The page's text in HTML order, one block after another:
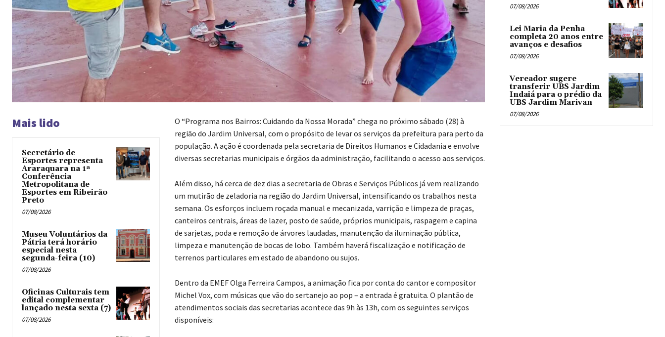
Mais lido
Secretário de
Esportes representa
Araraquara na 1ª
Conferência
Metropolitana de
Esportes em Ribeirão
Preto
07/08/2026
Museu Voluntários da
Pátria terá horário
especial nesta
segunda-feira (10)
07/08/2026
Oficinas Culturais tem
edital complementar
lançado nesta sexta (7)
07/08/2026
O “Programa nos Bairros: Cuidando da Nossa Morada” chega no próximo sábado (28) à
região do Jardim Universal, com o propósito de levar os serviços da prefeitura para perto da
população. A ação é coordenada pela secretaria de Direitos Humanos e Cidadania e envolve
diversas secretarias municipais e órgãos da administração, facilitando o acesso aos serviços.
Além disso, há cerca de dez dias a secretaria de Obras e Serviços Públicos já vem realizando
um mutirão de zeladoria na região do Jardim Universal, intensificando os trabalhos nesta
semana. Os esforços incluem roçada manual e mecanizada, varrição e limpeza de praças,
canteiros centrais, áreas de lazer, posto de saúde, próprios municipais, raspagem e capina
de sarjetas, poda e remoção de árvores laudadas, manutenção da iluminação pública,
limpeza e manutenção de bocas de lobo. Também haverá fiscalização e notificação de
terrenos particulares em estado de abandono ou sujos.
Dentro da EMEF Olga Ferreira Campos, a animação fica por conta do cantor e compositor
Michel Vox, com músicas que vão do sertanejo ao pop – a entrada é gratuita. O plantão de
atendimentos sociais das secretarias acontece das 9h às 13h, com os seguintes serviços
disponíveis:
07/08/2026
Lei Maria da Penha
completa 20 anos entre
avanços e desafios
07/08/2026
Vereador sugere
transferir UBS Jardim
Indaiá para o prédio da
UBS Jardim Marivan
07/08/2026